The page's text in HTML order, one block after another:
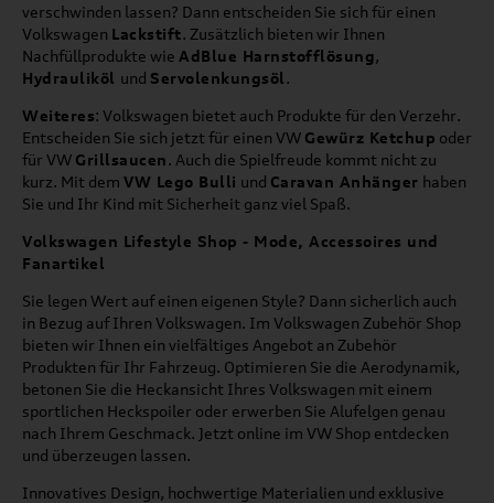
verschwinden lassen? Dann entscheiden Sie sich für einen
Volkswagen Lackstift. Zusätzlich bieten wir Ihnen
Nachfüllprodukte wie AdBlue Harnstofflösung,
Hydrauliköl und Servolenkungsöl.
Weiteres: Volkswagen bietet auch Produkte für den Verzehr.
Entscheiden Sie sich jetzt für einen VW Gewürz Ketchup oder
für VW Grillsaucen. Auch die Spielfreude kommt nicht zu
kurz. Mit dem VW Lego Bulli und Caravan Anhänger haben
Sie und Ihr Kind mit Sicherheit ganz viel Spaß.
Volkswagen Lifestyle Shop - Mode, Accessoires und
Fanartikel
Sie legen Wert auf einen eigenen Style? Dann sicherlich auch
in Bezug auf Ihren Volkswagen. Im Volkswagen Zubehör Shop
bieten wir Ihnen ein vielfältiges Angebot an Zubehör
Produkten für Ihr Fahrzeug. Optimieren Sie die Aerodynamik,
betonen Sie die Heckansicht Ihres Volkswagen mit einem
sportlichen Heckspoiler oder erwerben Sie Alufelgen genau
nach Ihrem Geschmack. Jetzt online im VW Shop entdecken
und überzeugen lassen.
Innovatives Design, hochwertige Materialien und exklusive